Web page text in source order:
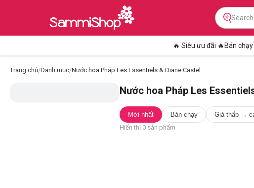
🔥 Siêu ưu đãi 🔥 Bán chạy
Trang chủ/Danh mục/Nước hoa Pháp Les Essentiels & Diane Castel
Nước hoa Pháp Les
Mới nhất Bán chạy Giá thấp →
Hiển thị 0 sản phẩm